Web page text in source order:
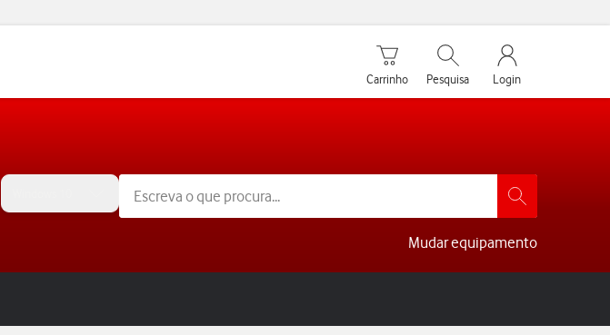
Carrinho de compras
Carrinho
Pesquisar
Pesquisa
My Vodafone
Login
Mudar equipamento